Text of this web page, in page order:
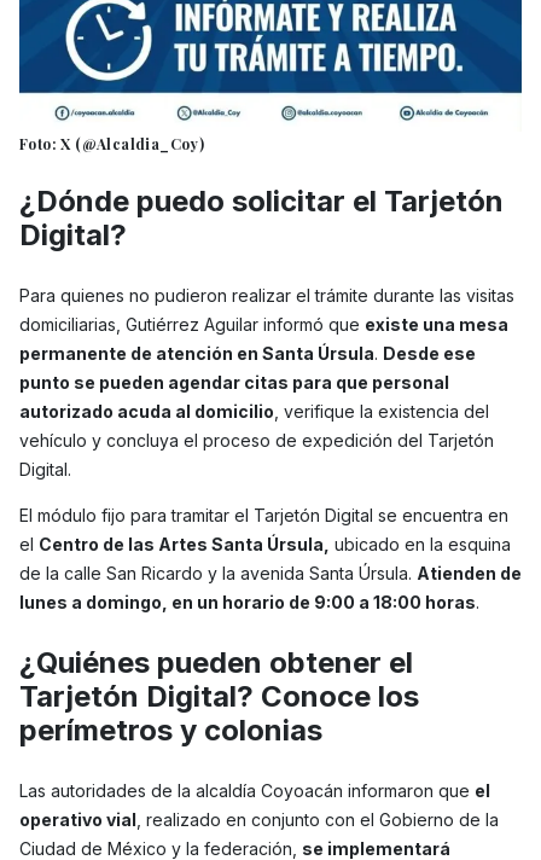
Foto: X (@Alcaldia_Coy)
¿Dónde puedo solicitar el Tarjetón
Digital?
Para quienes no pudieron realizar el trámite durante las visitas
domiciliarias, Gutiérrez Aguilar informó que existe una mesa
permanente de atención en Santa Úrsula. Desde ese
punto se pueden agendar citas para que personal
autorizado acuda al domicilio , verifique la existencia del
vehículo y concluya el proceso de expedición del Tarjetón
Digital.
El módulo fijo para tramitar el Tarjetón Digital se encuentra en
el Centro de las Artes Santa Úrsula, ubicado en la esquina
de la calle San Ricardo y la avenida Santa Úrsula. Atienden de
lunes a domingo, en un horario de 9:00 a 18:00 horas.
¿Quiénes pueden obtener el
Tarjetón Digital? Conoce los
perímetros y colonias
Las autoridades de la alcaldía Coyoacán informaron que el
operativo vial , realizado en conjunto con el Gobierno de la
Ciudad de México y la federación, se implementará